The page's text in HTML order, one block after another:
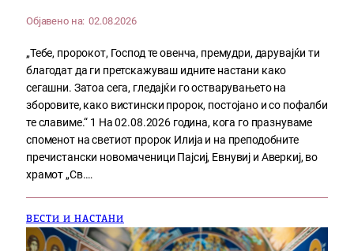
Објавено на: 02.08.2026
„Тебе, пророкот, Господ те овенча, премудри, дарувајќи ти
благодат да ги претскажуваш идните настани како
сегашни. Затоа сега, гледајќи го остварувањето на
зборовите, како вистински пророк, постојано и со пофалби
те славиме.“ 1 На 02.08.2026 година, кога го празнуваме
споменот на светиот пророк Илија и на преподобните
пречистански новомаченици Пајсиј, Евнувиј и Аверкиј, во
храмот „Св.…
ВЕСТИ И НАСТАНИ